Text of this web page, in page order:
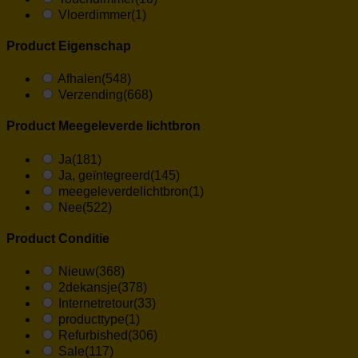
Vloerdimmer(1)
Product Eigenschap
Afhalen(548)
Verzending(668)
Product Meegeleverde lichtbron
Ja(181)
Ja, geïntegreerd (145)
meegeleverdelichtbron(1)
Nee(522)
Product Conditie
Nieuw(368)
2dekansje(378)
Internetretour(33)
producttype(1)
Refurbished (306)
Sale(117)